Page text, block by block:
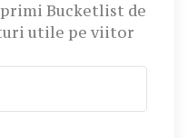
Bucketlist de
utile pe viitor